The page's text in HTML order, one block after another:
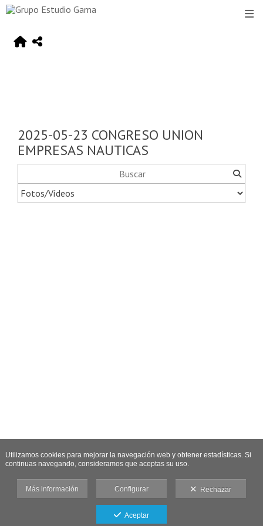
2025-05-23 CONGRESO UNION
EMPRESAS NAUTICAS
Utilizamos cookies para mejorar la navegación web y obtener estadísticas. Si
continuas navegando, consideramos que aceptas su uso.
Más información Configurar Rechazar
Aceptar